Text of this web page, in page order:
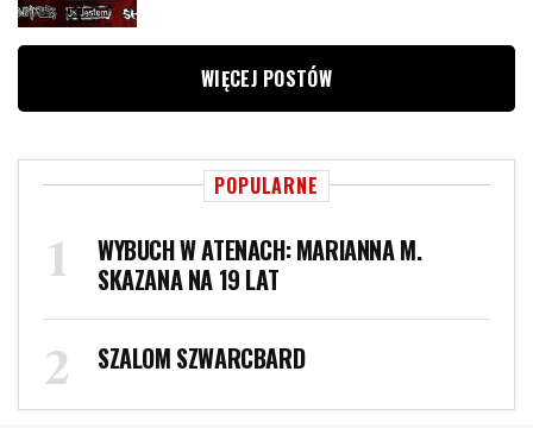
WIĘCEJ POSTÓW
POPULARNE
WYBUCH W ATENACH: MARIANNA M.
SKAZANA NA 19 LAT
SZALOM SZWARCBARD